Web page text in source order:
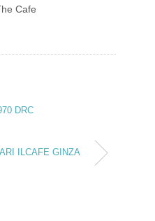
Cafe
DRC
ILCAFE GINZA